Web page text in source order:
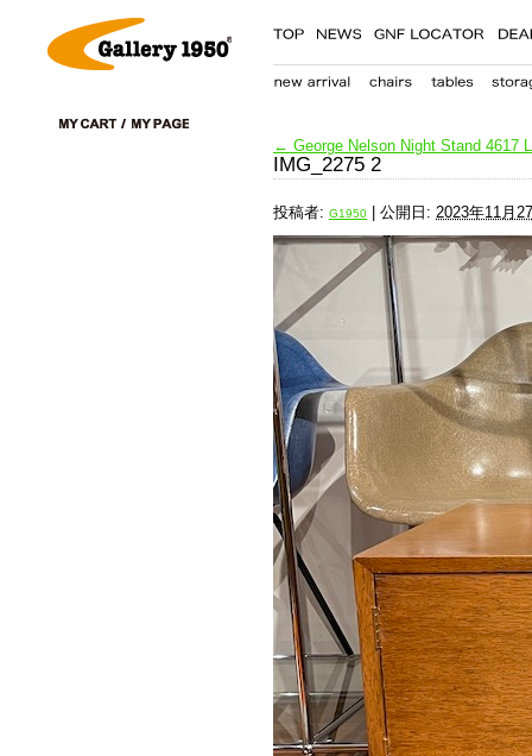
← George Nelson Night Stand 4617
IMG_2275 2
投稿者: G1950 公開日: 2023年11月